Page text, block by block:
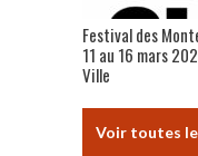
Festival des
11 au 16 mars
Ville
Voir toutes